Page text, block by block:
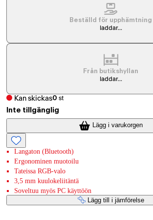
Beställd för upphämtning
laddar...
Från butikshyllan
laddar...
Kan skickas0 st
Inte tillgänglig
Lägg i varukorgen
Langaton (Bluetooth)
Ergonominen muotoilu
Tateissa RGB-valo
3,5 mm kuulokeliitäntä
Soveltuu myös PC käyttöön
Lägg till i jämförelse